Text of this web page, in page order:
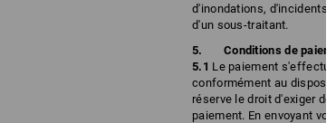
d'inondations, d'incidents
d'un sous-traitant.
Conditions de
5.1 Le paiement
conformément au
réserve le droit d'exiger
paiement. En envoyant